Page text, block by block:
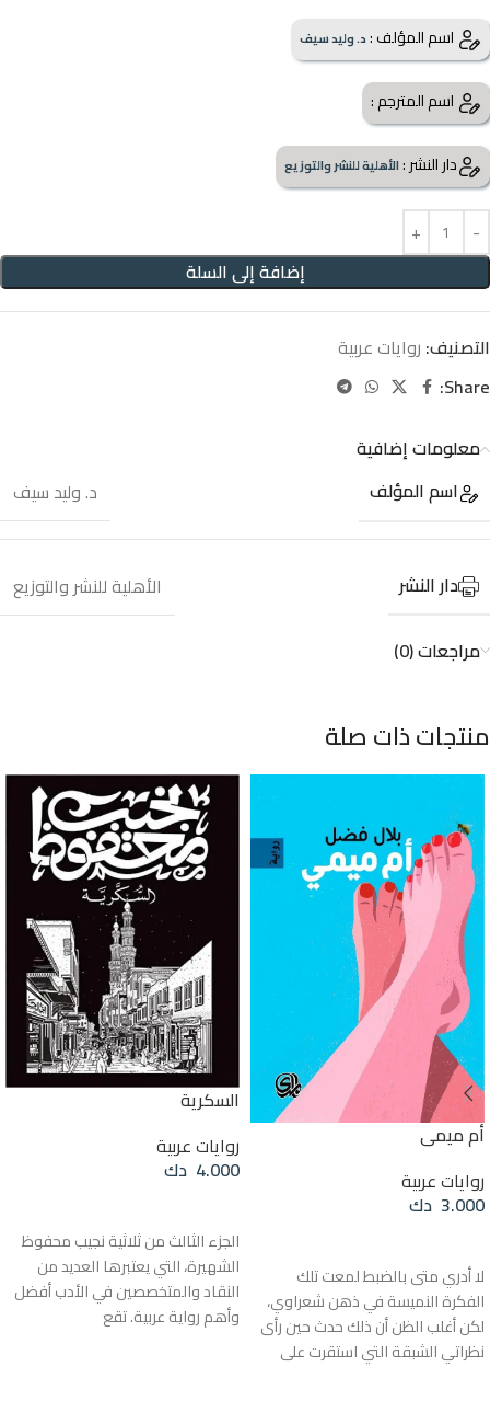
اسم المؤلف :د. وليد سيف
اسم المترجم :
دار النشر :الأهلية للنشر والتوزيع
إضافة إلى السلة
التصنيف: روايات عربية
Share:
معلومات إضافية
اسم المؤلف
د. وليد سيف
دار النشر
الأهلية للنشر والتوزيع
مراجعات (0)
منتجات ذات صلة
أم ميمي
روايات عربية
3.000 دك
لا أدري متى بالضبط لمعت تلك
الفكرة النميسة في ذهن شعراوي،
لكن أغلب الظن أن ذلك حدث حين رأى
نظراتي الشبقة التي استقرت على
السكرية
روايات عربية
4.000 دك
الجزء الثالث من ثلاثية نجيب محفوظ
الشهيرة، التي يعتبرها العديد من
النقاد والمتخصصين في الأدب أفضل
وأهم رواية عربية. تقع